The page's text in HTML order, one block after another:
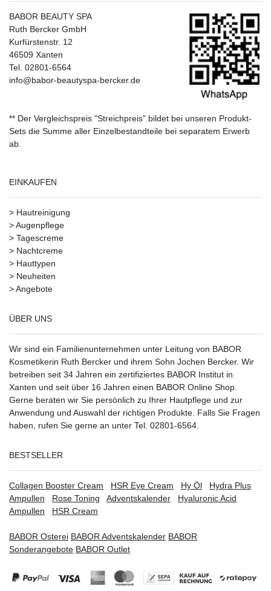
BABOR BEAUTY SPA
Ruth Bercker GmbH
Kurfürstenstr. 12
46509 Xanten
Tel. 02801-6564
info@babor-beautyspa-bercker.de
** Der Vergleichspreis "Streichpreis" bildet bei unseren Produkt-
Sets die Summe aller Einzelbestandteile bei separatem Erwerb
ab.
EINKAUFEN
> Hautreinigung
>Augenpflege
> Tagescreme
> Nachtcreme
> Hauttypen
> Neuheiten
>Angebote
ÜBER UNS
Wir sind ein Familienunternehmen unter Leitung von BABOR
Kosmetikerin Ruth Bercker und ihrem Sohn Jochen Bercker. Wir
betreiben seit 34 Jahren ein zertifiziertes BABOR Institut in
Xanten und seit über 16 Jahren einen BABOR Online Shop.
Gerne beraten wir Sie persönlich zu Ihrer Hautpflege und zur
Anwendung und Auswahl der richtigen Produkte. Falls Sie Fragen
haben, rufen Sie gerne an unter Tel. 02801-6564.
BESTSELLER
Collagen Booster Cream HSR Eye Cream Hy Öl
Hydra Plus
Ampullen
Rose Toning Adventskalender
Hyaluronic Acid
Ampullen
HSR Cream
BABOR Osterei BABOR Adventskalender BABOR
Sonderangebote BABOR Outlet